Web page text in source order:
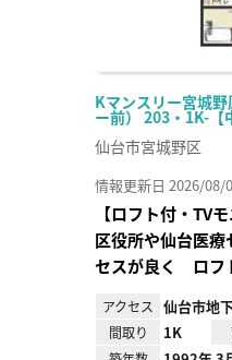
Kマンスリー宮城
ー前） 203・1K-
仙台市宮城野区
情報更新日 2026/08/
【ロフト付・TV
区役所や仙台医療
セスが良く ロフ
アクセス 仙台市地
間取り 1K